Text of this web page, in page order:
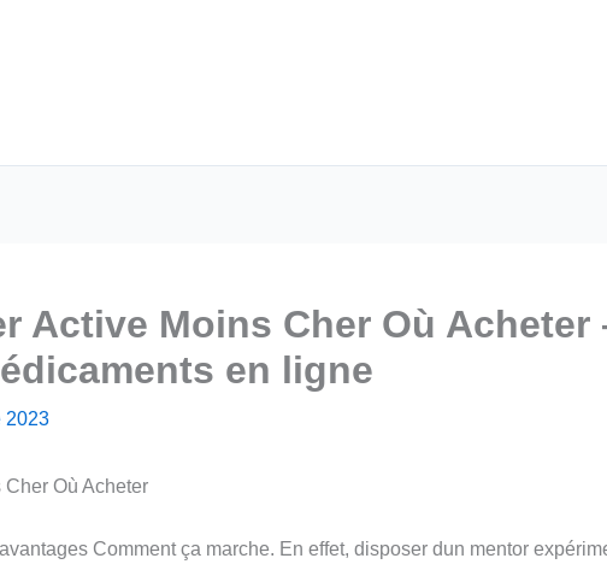
Active Moins Cher Où
en ligne
2023
Cher Où Acheter
Comment ça marche. En effet, disposer dun mentor